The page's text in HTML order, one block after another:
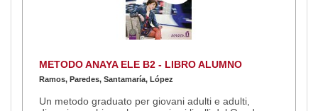
METODO ANAYA ELE B2 - LIBRO ALUMNO
Ramos, Paredes, Santamaría, López
Un metodo graduato per giovani adulti e adulti,